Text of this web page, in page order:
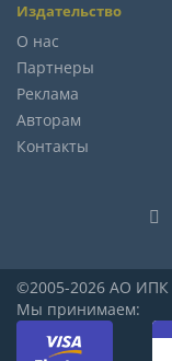
Издательство
О нас
Партнеры
Реклама
Авторам
Контакты
©2005-2026 АО ИПК
Мы принимаем: